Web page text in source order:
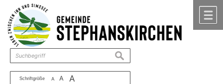
Zum Inhalt ,zur Navigation
Schriftgröße A A A
suchen